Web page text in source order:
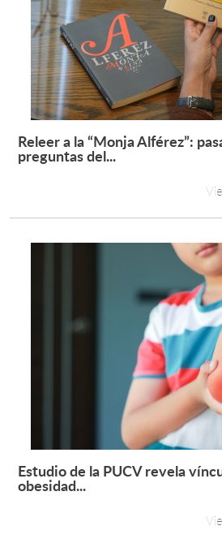
Releer a la “Monja Alférez”:
preguntas del...
Estudio de la PUCV revela
obesidad...